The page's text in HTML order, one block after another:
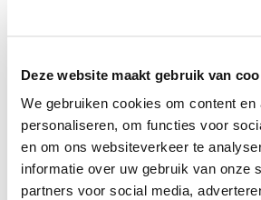
Deze website maakt gebruik van
We gebruiken cookies om content en
personaliseren, om functies voor
en om ons websiteverkeer te
informatie over uw gebruik van onze
partners voor social media,
IN
Snelle levering uit eigen voorraad